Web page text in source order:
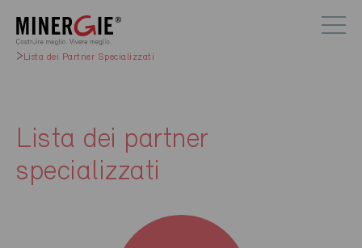
Lista dei Partner Specializzati
Lista dei partner
specializzati